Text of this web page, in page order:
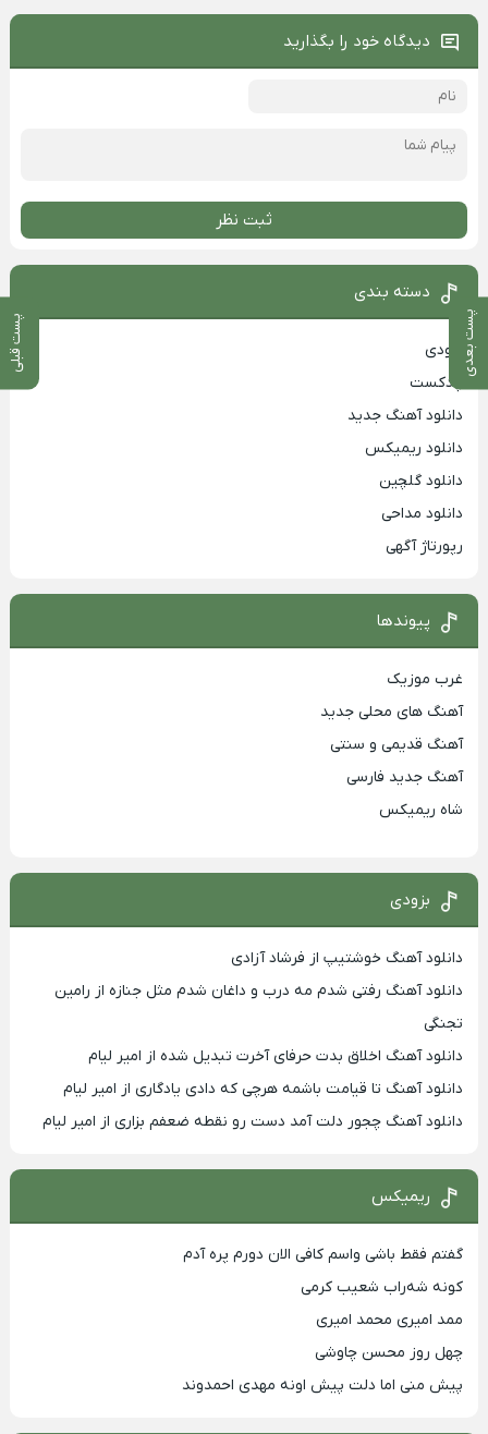
پست بعدی پست قبلی
دیدگاه خود را بگذارید
ثبت نظر
دسته بندی
بزودی
پادکست
دانلود آهنگ جدید
دانلود ریمیکس
دانلود گلچین
دانلود مداحی
رپورتاژ آگهی
پیوندها
غرب موزیک
آهنگ های محلی جدید
آهنگ قدیمی و سنتی
آهنگ جدید فارسی
شاه ریمیکس
بزودی
دانلود آهنگ خوشتیپ از فرشاد آزادی
دانلود آهنگ رفتی شدم مه درب و داغان شدم مثل جنازه از رامین
تجنگی
دانلود آهنگ اخلاق بدت حرفای آخرت تبدیل شده از امیر لیام
دانلود آهنگ تا قیامت باشمه هرچی که دادی یادگاری از امیر لیام
دانلود آهنگ چجور دلت آمد دست رو نقطه ضعفم بزاری از امیر لیام
ریمیکس
گفتم فقط باشی واسم کافی الان دورم پره آدم
کونه شه‌راب شعیب کرمی
ممد امیری محمد امیری
چهل روز محسن چاوشی
پیش منی اما دلت پیش اونه مهدی احمدوند